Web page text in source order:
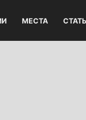
МЕСТА